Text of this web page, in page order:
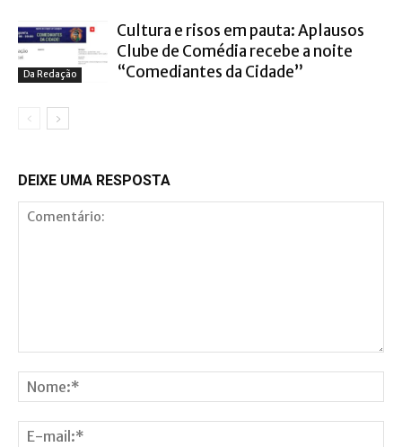
Da Redação
Cultura e risos em pauta: Aplausos
Clube de Comédia recebe a noite
“Comediantes da Cidade”
DEIXE UMA RESPOSTA